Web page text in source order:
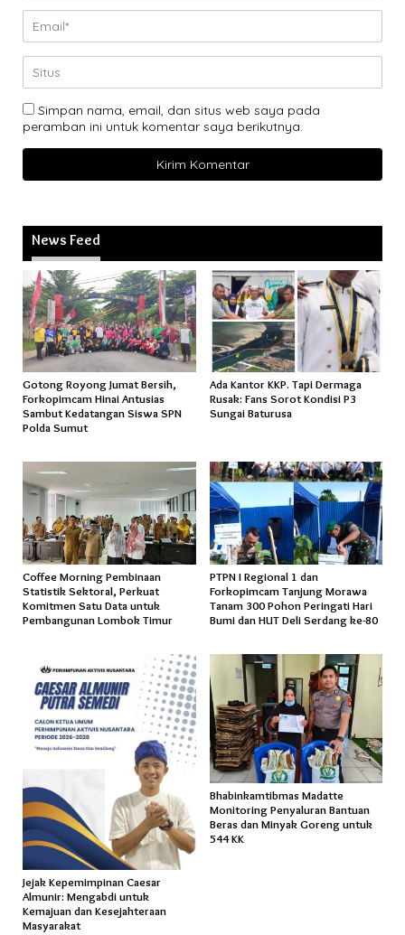
Simpan nama, email, dan situs web saya pada
peramban ini untuk komentar saya berikutnya.
News Feed
Gotong Royong Jumat Bersih,
Forkopimcam Hinai Antusias
Sambut Kedatangan Siswa SPN
Polda Sumut
Ada Kantor KKP. Tapi Dermaga
Rusak: Fans Sorot Kondisi P3
Sungai Baturusa
Coffee Morning Pembinaan
Statistik Sektoral, Perkuat
Komitmen Satu Data untuk
Pembangunan Lombok Timur
PTPN I Regional 1 dan
Forkopimcam Tanjung Morawa
Tanam 300 Pohon Peringati Hari
Bumi dan HUT Deli Serdang ke-80
Jejak Kepemimpinan Caesar
Almunir: Mengabdi untuk
Kemajuan dan Kesejahteraan
Masyarakat
Bhabinkamtibmas Madatte
Monitoring Penyaluran Bantuan
Beras dan Minyak Goreng untuk
544 KK